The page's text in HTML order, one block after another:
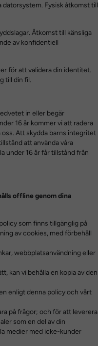
datorsystem. Fysisk åtkomst till
Åtkomst till känsliga
av konfidentiell
för att validera din identitet.
till din fil.
in eller begär
16 år kommer vi att radera
Att skydda barns integritet
att använda våra
under 16 år får tillstånd från
offline genom dina
som finns tillgänglig på
av cookies, med förbehåll
webbplatsanvändning eller
kan vi behålla en kopia av den
enligt denna policy och vårt
på frågor; och för att leverera
som en del av din
medier med icke-kunder